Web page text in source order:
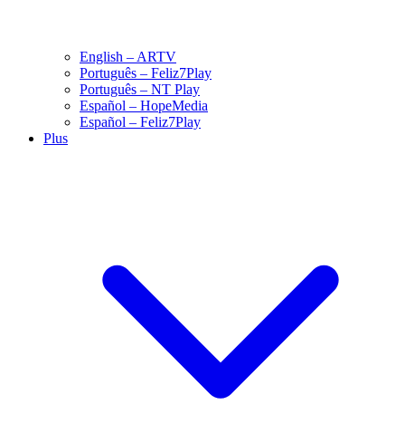
English – ARTV
Português – Feliz7Play
Português – NT Play
Español – HopeMedia
Español – Feliz7Play
Plus